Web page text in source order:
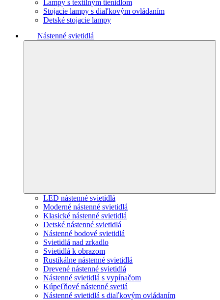
Lampy s textilným tienidlom
Stojacie lampy s diaľkovým ovládaním
Detské stojacie lampy
Nástenné svietidlá
LED nástenné svietidlá
Moderné nástenné svietidlá
Klasické nástenné svietidlá
Detské nástenné svietidlá
Nástenné bodové svietidlá
Svietidlá nad zrkadlo
Svietidlá k obrazom
Rustikálne nástenné svietidlá
Drevené nástenné svietidlá
Nástenné svietidlá s vypínačom
Kúpeľňové nástenné svetlá
Nástenné svietidlá s diaľkovým ovládaním